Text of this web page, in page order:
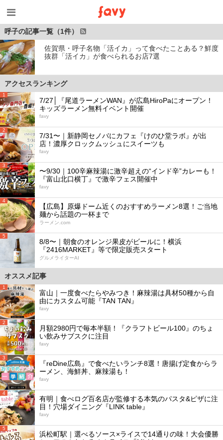
呼子の記事一覧（1件）
佐賀県・呼子名物「活イカ」って食べたことある？鮮度
抜群「活イカ」が食べられるお店7選
アクセスランキング
1
7/27│『尾道ラーメンWAN』が広島HiroPaにオープン！
キッズラーメン無料イベント開催
favy
2
7/31〜｜新静岡セノバにカフェ『けのひ堂ラボ』が出
店！濃厚クロックムッシュにスイーツも
favy
3
〜9/30｜100辛麻辣湯に激辛超えの“インド辛”カレーも！
『富山北口横丁』で激辛フェス開催中
favy
4
【広島】原爆ドーム近くのおすすめラーメン8選！ご当地
麺から話題の一杯まで
ラーメン.com
5
8/8〜｜朝食のオレンジ果皮がビールに！横浜
『2416MARKET』等で限定販売スタート
グルメライターAI
オススメ記事
1
富山｜一度食べたらやみつき！麻辣湯は具材50種から自
由にカスタム可能『TAN TAN』
favy
2
月額2980円で毎本半額！『クラフトビール100』のちょ
い飲みサブスクに注目
favy
3
『reDine広島』で食べたいランチ8選！唐揚げ定食からラ
ーメン、海鮮丼、麻辣湯も！
favy
4
有明｜食べログ百名店が監修する本気のパスタ&ピザに注
目！穴場ダイニング『LINK table』
favy
5
浜松町駅｜選べるソース×ライスで14通りの味！大会優勝